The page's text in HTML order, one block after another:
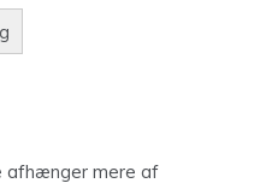
afhænger mere af